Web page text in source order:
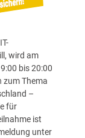
wird am
bis 20:00
zum Thema
–
für
ist
unter